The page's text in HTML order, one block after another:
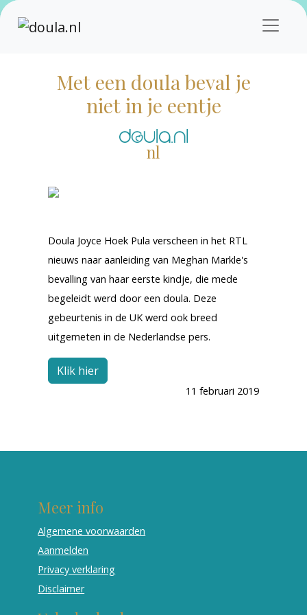
Met een doula beval je
niet in je eentje
nl
Doula Joyce Hoek Pula verscheen in het RTL
nieuws naar aanleiding van Meghan Markle's
bevalling van haar eerste kindje, die mede
begeleidt werd door een doula. Deze
gebeurtenis in de UK werd ook breed
uitgemeten in de Nederlandse pers.
Klik hier
11 februari 2019
Meer info
Algemene voorwaarden
Aanmelden
Privacy verklaring
Disclaimer